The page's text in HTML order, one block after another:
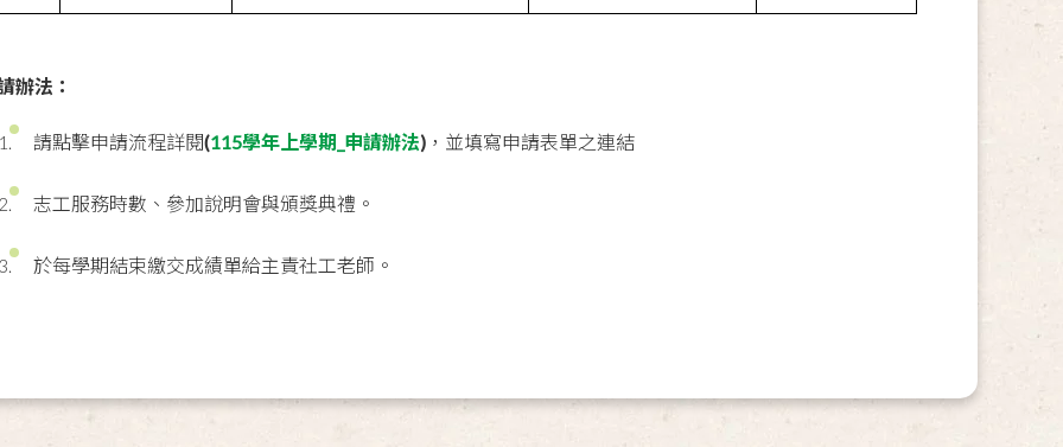
辦法：
請點擊申請流程詳閱(115學年上學期_申請辦法) ，並填寫申請表單之連結
志工服務時數、參加說明會與頒獎典禮。
於每學期結束繳交成績單給主責社工老師。